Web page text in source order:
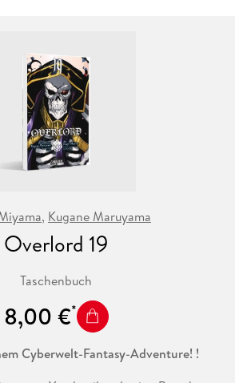
, Kugane Maruyama
Overlord 19
Taschenbuch
8,00 €
Cyberwelt-Fantasy-Adventure! !